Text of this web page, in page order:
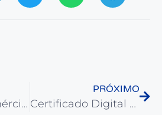
Vendas do comércio varejista crescem 0,8% em março
PRÓXIMO
Certificado Digital na CDL Boituva: Benefícios, Modelos e a Transformação Ecológica